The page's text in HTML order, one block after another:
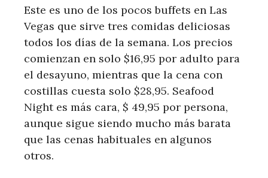
Este es uno de los pocos buffets en Las
Vegas que sirve tres comidas deliciosas
todos los días de la semana. Los precios
comienzan en solo $16,95 por adulto para
el desayuno, mientras que la cena con
costillas cuesta solo $28,95. Seafood
Night es más cara, $ 49,95 por persona,
aunque sigue siendo mucho más barata
que las cenas habituales en algunos
otros.